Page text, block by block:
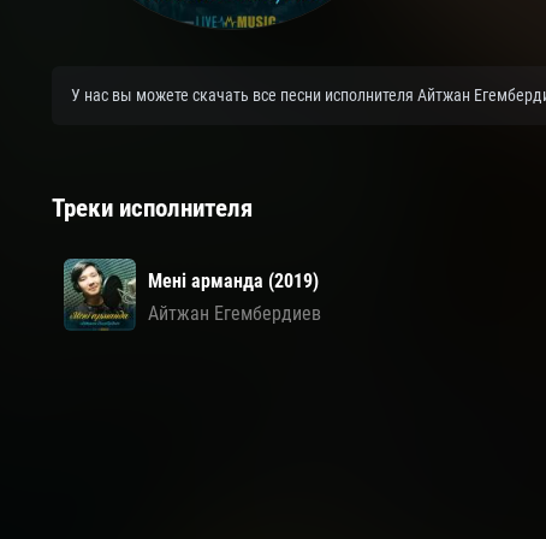
У нас вы можете скачать все песни исполнителя Айтжан
Треки исполнителя
Мені арманда (2019)
Айтжан Егембердиев